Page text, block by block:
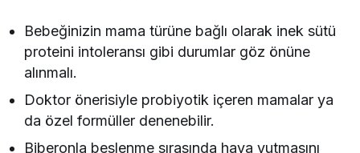
Bebeğinizin mama türüne bağlı olarak inek sütü
proteini intoleransı gibi durumlar göz önüne
alınmalı.
Doktor önerisiyle probiyotik içeren mamalar ya
da özel formüller denenebilir.
Biberonla beslenme sırasında hava yutmasını